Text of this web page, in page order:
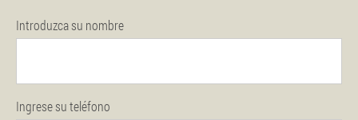
Introduzca su nombre
Ingrese su teléfono